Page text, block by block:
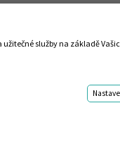
služby na základě